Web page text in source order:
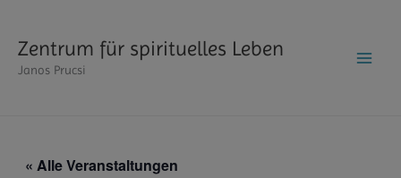
springen
Zentrum für spirituelles Leben
Janos Prucsi
« Alle Veranstaltungen